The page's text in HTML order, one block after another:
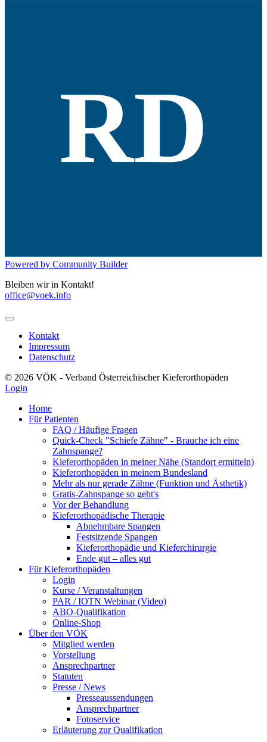
RD
Powered by Community Builder
Bleiben wir in Kontakt!
office@voek.info
Kontakt
Impressum
Datenschutz
© 2026 VÖK - Verband Österreichischer Kieferorthopäden
Login
Home
Für Patienten
FAQ / Häufige Fragen
Quick-Check "Schiefe Zähne" - Brauche ich eine
Zahnspange?
Kieferorthopäden in meiner Nähe (Standort ermitteln)
Kieferorthopäden in meinem Bundesland
Mehr als nur gerade Zähne (Funktion und Ästhetik)
Gratis-Zahnspange so geht's
Vor der Behandlung
Kieferorthopädische Therapie
Abnehmbare Spangen
Festsitzende Spangen
Kieferorthopädie und Kieferchirurgie
Ende gut – alles gut
Für Kieferorthopäden
Login
Kurse / Veranstaltungen
PAR / IOTN Webinar (Video)
ABO-Qualifikation
Online-Shop
Über den VÖK
Mitglied werden
Vorstellung
Ansprechpartner
Statuten
Presse / News
Presseaussendungen
Ansprechpartner
Fotoservice
Erläuterung zur Qualifikation